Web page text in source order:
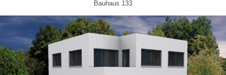
Bauhaus 133